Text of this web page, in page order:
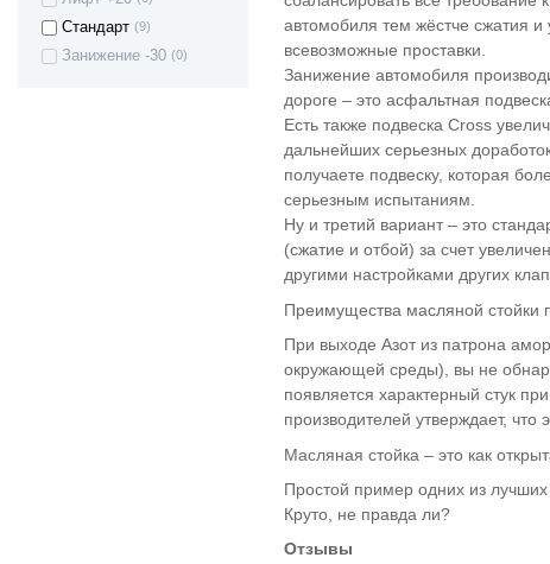
hatchback
Hyundai ix35
(16)
Стандарт (9)
Занижение -30 (0)
автомобиля тем жёстче сжатия
всевозможные проставки.
Занижение автомобиля
дороге – это асфальтная
Есть также подвеска Cross
дальнейших серьезных
получаете подвеску, которая
серьезным испытаниям.
Ну и третий вариант – это
(сжатие и отбой) за счет
другими настройками других
Преимущества масляной стойки
При выходе Азот из патрона
окружающей среды), вы не
появляется характерный стук
производителей утверждает,
Масляная стойка – это как
Простой пример одних из лучших
Круто, не правда ли?
Отзывы